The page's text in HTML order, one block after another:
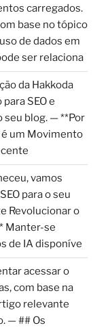
carregados.
base no tópico
de dados em
ser relaciona
da Hakkoda
SEO e
seu blog. — **Por
é um Movimento
vamos
para o seu
Revolucionar o
Manter-se
de IA disponíve
acessar o
com base na
relevante
— ## Os